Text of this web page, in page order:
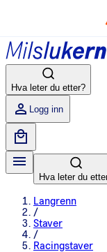
Hva leter du etter?
Logg inn
Hva leter du
Langrenn
/
Staver
/
Racingstaver